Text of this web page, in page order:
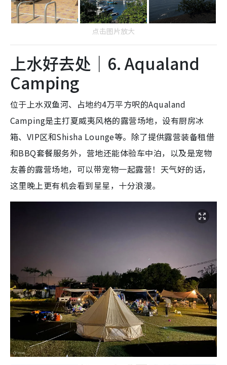
点击图片放大
上水好去处｜6. Aqualand
Camping
位于上水双鱼河、占地约4万平方呎的Aqualand
Camping是主打夏威夷风格的露营场地，设有厨房冰
箱、VIP区和Shisha Lounge等。除了提供露营装备租借
和BBQ套餐服务外，营地还能体验车中泊，以及是宠物
友善的露营场地，可以带宠物一起露营！天气好的话，
这里晚上更有机会看到星星，十分浪漫。